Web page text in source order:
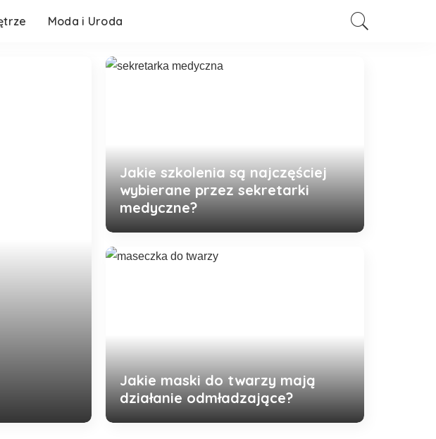
Moda i Uroda
Jakie szkolenia są najczęściej
wybierane przez sekretarki
medyczne?
Jakie maski do twarzy mają
działanie odmładzające?